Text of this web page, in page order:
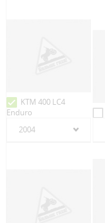
KTM 400 LC4
Enduro
2004